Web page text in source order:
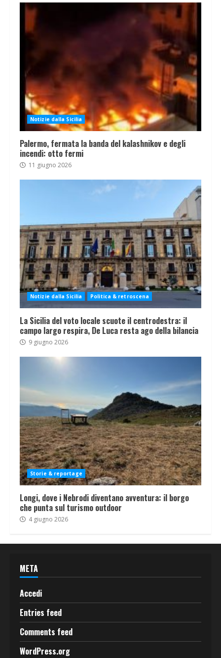
Notizie dalla Sicilia
Palermo, fermata la banda del kalashnikov e degli
incendi: otto fermi
11 giugno 2026
Notizie dalla Sicilia Politica & retroscena
La Sicilia del voto locale scuote il centrodestra: il
campo largo respira, De Luca resta ago della bilancia
9 giugno 2026
Storie & reportage
Longi, dove i Nebrodi diventano avventura: il borgo
che punta sul turismo outdoor
4 giugno 2026
META
Accedi
Entries feed
Comments feed
WordPress.org